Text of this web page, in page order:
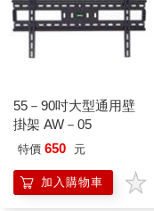
55－90吋大型通用壁
掛架 AW－05
特價 650 元
加入購物車